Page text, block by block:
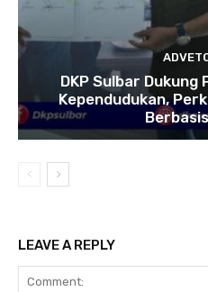
DKP Sulbar
Kependudukan,
LEAVE A REPLY